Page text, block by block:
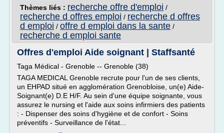
Thèmes liés : recherche offre d'emploi /
recherche d offres emploi / recherche d offres
d emploi / offre d emploi dans la sante /
recherche d emploi sante
Offres d'emploi Aide soignant | Staffsanté
Taga Médical - Grenoble -- Grenoble (38)
TAGA MEDICAL Grenoble recrute pour l'un de ses clients,
un EHPAD situé en agglomération Grenobloise, un(e) Aide-
Soignant(e) D.E H/F. Au sein d'une équipe soignante, vous
assurez le nursing et l'aide aux soins infirmiers des patients
: - Dispenser des soins d'hygiène et de confort - Soins
préventifs - Surveillance de l'état...